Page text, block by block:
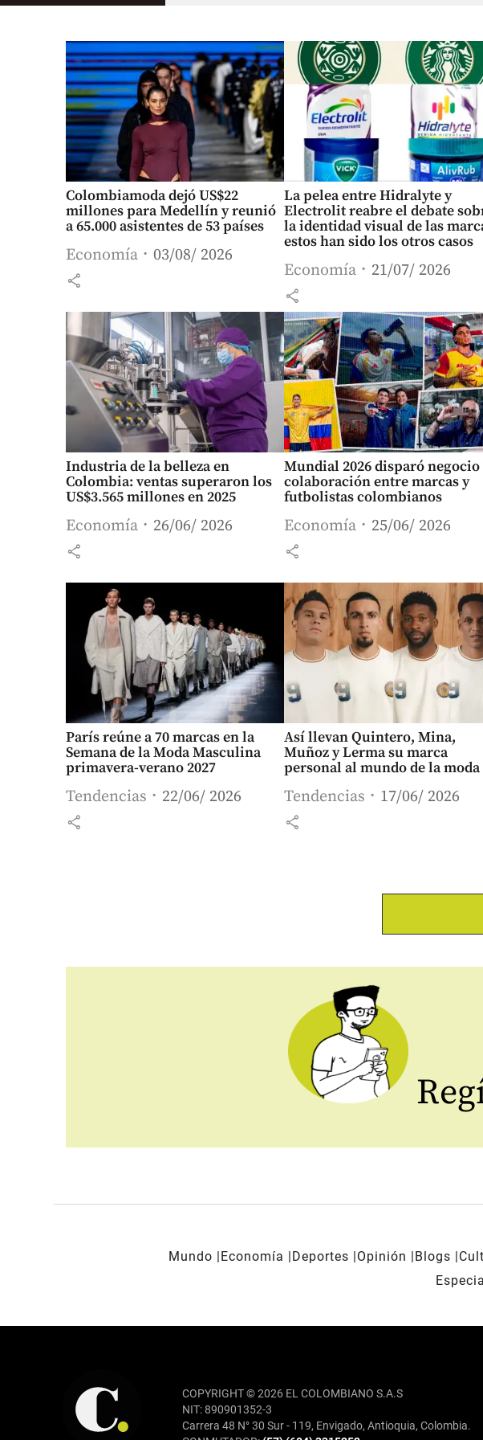
Colombiamoda dejó US$22
millones para Medellín y reunió
a 65.000 asistentes de 53 países
Economía 03/08/ 2026
share
La pelea entre Hidralyte y
Electrolit reabre el debate
la identidad visual de las
estos han sido los otros casos
Economía 21/07/ 2026
share
Industria de la belleza en
Colombia: ventas superaron los
US$3.565 millones en 2025
Economía 26/06/ 2026
share
Mundial 2026 disparó negocio
colaboración entre marcas y
futbolistas colombianos
Economía 25/06/ 2026
share
París reúne a 70 marcas en la
Semana de la Moda Masculina
primavera-verano 2027
Tendencias 22/06/ 2026
share
Así llevan Quintero, Mina,
Muñoz y Lerma su marca
personal al mundo de la moda
Tendencias 17/06/ 2026
share
Mundo Economía Deportes Opinión Blogs
COPYRIGHT © 2026 EL COLOMBIANO S.A.S
NIT: 890901352-3
Carrera 48 N° 30 Sur - 119, Envigado, Antioquia, Colombia.